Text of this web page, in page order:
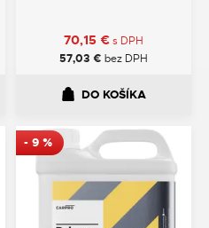
70,15 €s DPH
57,03 € bez DPH
DO KOŠÍKA
- 9 %